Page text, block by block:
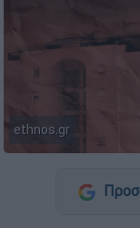
ethnos.gr